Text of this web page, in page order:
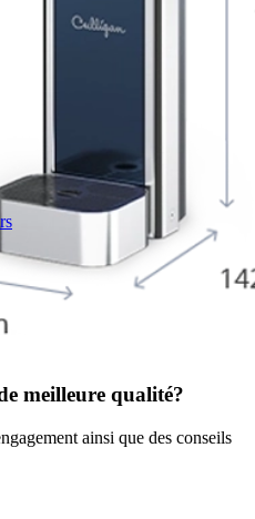
meilleure qualité?
ainsi que des conseils